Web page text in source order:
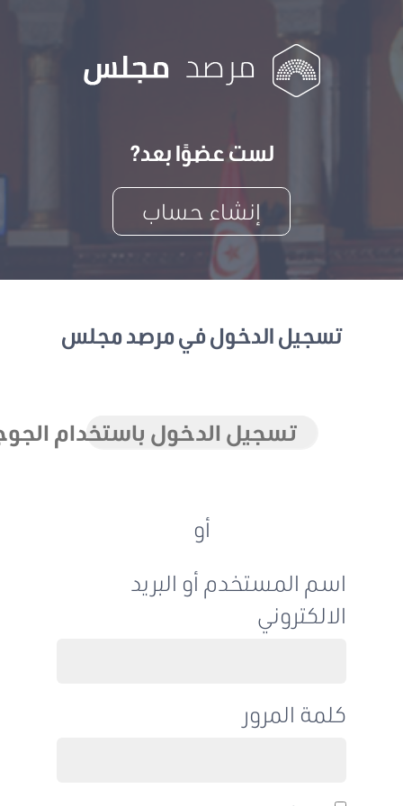
لست عضوًا بعد?
إنشاء حساب
تسجيل الدخول في مرصد مجلس
تسجيل الدخول باستخدام الجوجل
اسم المستخدم أو البريد
الالكتروني
كلمة المرور